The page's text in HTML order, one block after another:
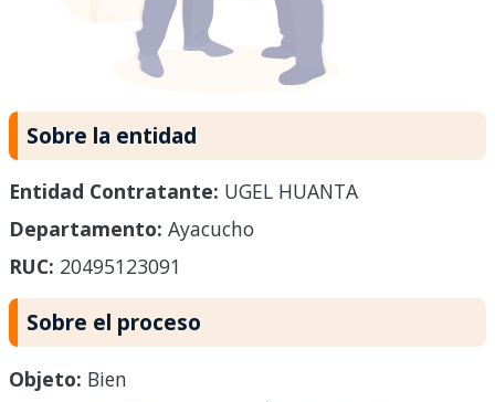
Sobre la entidad
Entidad Contratante: UGEL HUANTA
Departamento: Ayacucho
RUC: 20495123091
Sobre el proceso
Objeto: Bien